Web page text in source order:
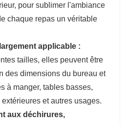
pour sublimer l'ambiance
chaque repas un véritable
applicable :
tailles, elles peuvent être
des dimensions du bureau et
à manger, tables basses,
et autres usages.
aux déchirures,